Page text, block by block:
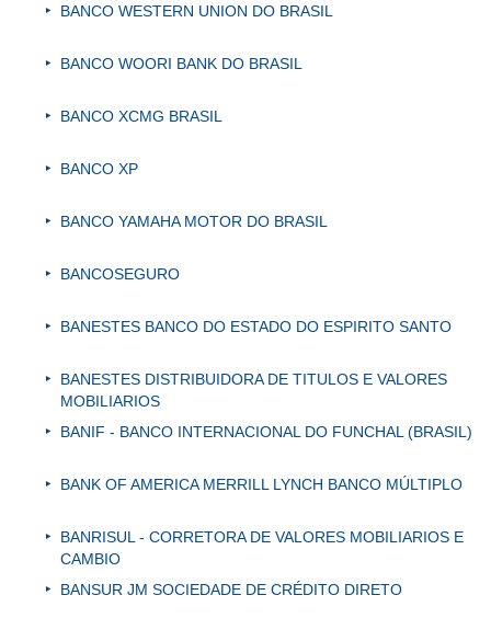
BANCO WESTERN UNION DO BRASIL
BANCO WOORI BANK DO BRASIL
BANCO XCMG BRASIL
BANCO XP
BANCO YAMAHA MOTOR DO BRASIL
BANCOSEGURO
BANESTES BANCO DO ESTADO DO ESPIRITO SANTO
BANESTES DISTRIBUIDORA DE TITULOS E VALORES
MOBILIARIOS
BANIF - BANCO INTERNACIONAL DO FUNCHAL (BRASIL)
BANK OF AMERICA MERRILL LYNCH BANCO MÚLTIPLO
BANRISUL - CORRETORA DE VALORES MOBILIARIOS E
CAMBIO
BANSUR JM SOCIEDADE DE CRÉDITO DIRETO